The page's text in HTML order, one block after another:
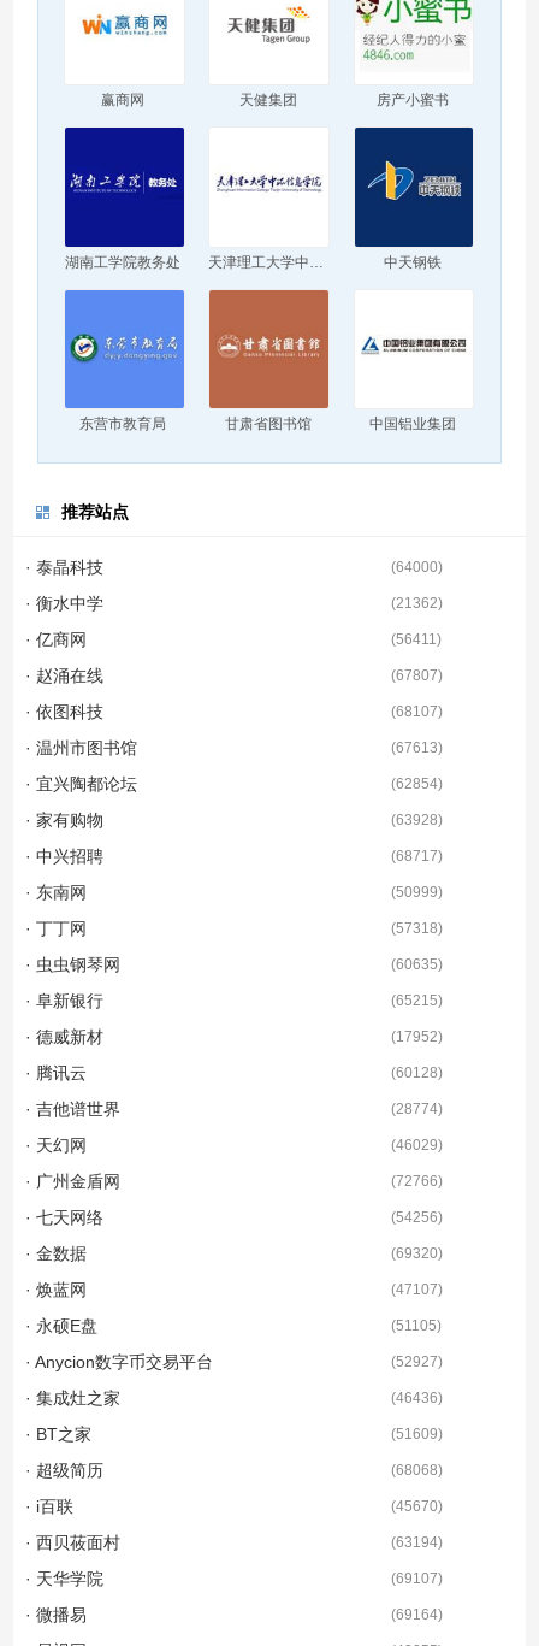
赢商网 天健集团 房产小蜜书
湖南工学院教务处 天津理工大学中环信息学院 中天钢铁
东营市教育局 甘肃省图书馆 中国铝业集团
推荐站点
· 泰晶科技 (64000)
· 衡水中学 (21362)
· 亿商网 (56411)
· 赵涌在线 (67807)
· 依图科技 (68107)
· 温州市图书馆 (67613)
· 宜兴陶都论坛 (62854)
· 家有购物 (63928)
· 中兴招聘 (68717)
· 东南网 (50999)
· 丁丁网 (57318)
· 虫虫钢琴网 (60635)
· 阜新银行 (65215)
· 德威新材 (17952)
· 腾讯云 (60128)
· 吉他谱世界 (28774)
· 天幻网 (46029)
· 广州金盾网 (72766)
· 七天网络 (54256)
· 金数据 (69320)
· 焕蓝网 (47107)
· 永硕E盘 (51105)
· Anycion数字币交易平台 (52927)
· 集成灶之家 (46436)
· BT之家 (51609)
· 超级简历 (68068)
· i百联 (45670)
· 西贝莜面村 (63194)
· 天华学院 (69107)
· 微播易 (69164)